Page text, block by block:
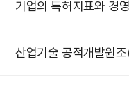
기업의 특허지표와 경
산업기술 공적개발원